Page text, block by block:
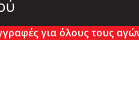
για όλους τους